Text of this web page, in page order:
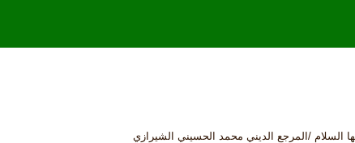
السلام /المرجع الديني محمد الحسيني الشيرازي